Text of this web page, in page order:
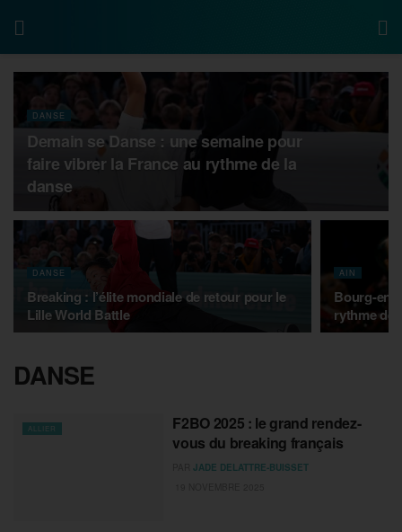
DANSE
Demain se Danse : une semaine pour
faire vibrer la France au rythme de la
danse
DANSE
Breaking : l’élite mondiale de retour pour le
Lille World Battle
AIN
Bourg-en-
rythme
DANSE
ALLIER
F2BO 2025 : le grand rendez-
vous du breaking français
JADE DELATTRE-BUISSET